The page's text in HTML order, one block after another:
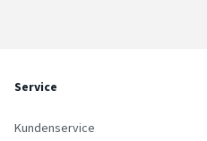
Service
Kundenservice